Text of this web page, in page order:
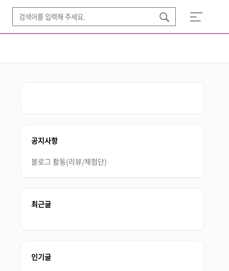
공지사항
블로그 활동(리뷰/체험단)
최근글
인기글